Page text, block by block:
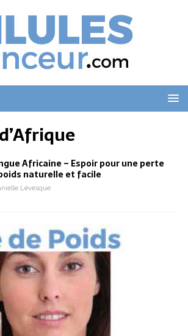
Africaine – Espoir pour une perte
naturelle et facile
Lévesque